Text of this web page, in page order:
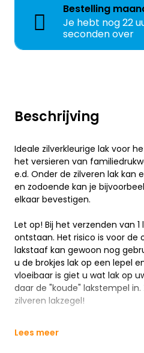
Beschrijving
Ideale zilverkleurige lak voor
het versieren van
e.d. Onder de zilveren lak kan
en zodoende kan je
elkaar bevestigen.
Let op! Bij het verzenden van
ontstaan. Het risico is voor de
lakstaaf kan gewoon nog
u de brokjes lak op een lepel
vloeibaar is giet u wat lak op
daar de "koude" lakstempel
zilveren lakzegel!
Lees meer
Bestelling
Je hebt nog22
seconden over